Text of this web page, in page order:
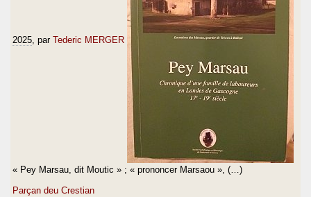
2025 , par Tederic MERGER
« Pey Marsau, dit Moutic » ; « prononcer Marsaou », (…)
Parçan deu Crestian